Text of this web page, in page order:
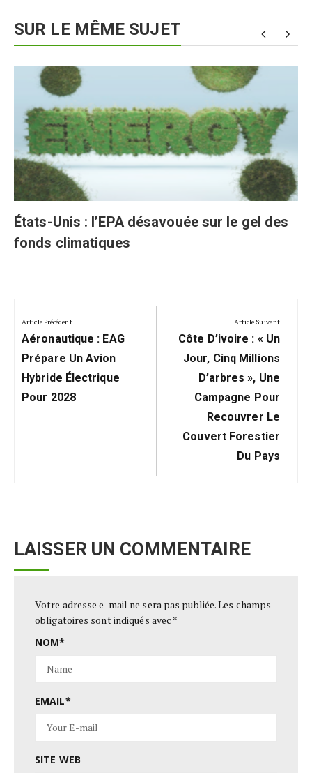
SUR LE MÊME SUJET
États-Unis : l’EPA désavouée sur le gel des
fonds climatiques
de
l’article
Article Précédent
Previous
Post:
Aéronautique : EAG
Prépare Un Avion
Hybride Électrique
Pour 2028
Article Suivant
Next
Post:
Côte D’ivoire : « Un
Jour, Cinq Millions
D’arbres », Une
Campagne Pour
Recouvrer Le
Couvert Forestier
Du Pays
LAISSER UN COMMENTAIRE
Votre adresse e-mail ne sera pas publiée.Les champs
obligatoires sont indiqués avec *
NOM*
EMAIL*
SITE WEB